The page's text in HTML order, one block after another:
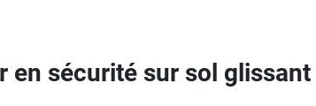
en sécurité sur sol glissant